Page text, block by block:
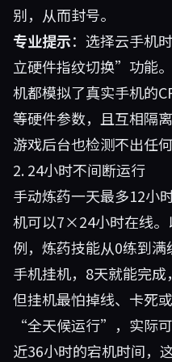
别，从而封号。
专业提示：选择云手机
立硬件指纹切换”功能
机都模拟了真实手机的
等硬件参数，且互相隔
游戏后台也检测不出任何
2. 24小时不间断运行
手动炼药一天最多12小
机可以7×24小时在线。
例，炼药技能从0练到
手机挂机，8天就能完成
但挂机最怕掉线、卡死
“全天候运行”，实际
近36小时的宕机时间，